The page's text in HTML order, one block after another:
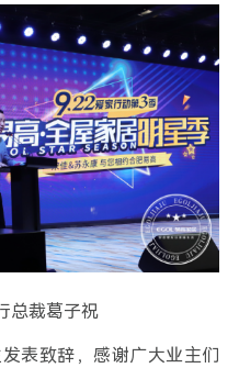
总裁葛子祝
表致辞，感谢广大业主们